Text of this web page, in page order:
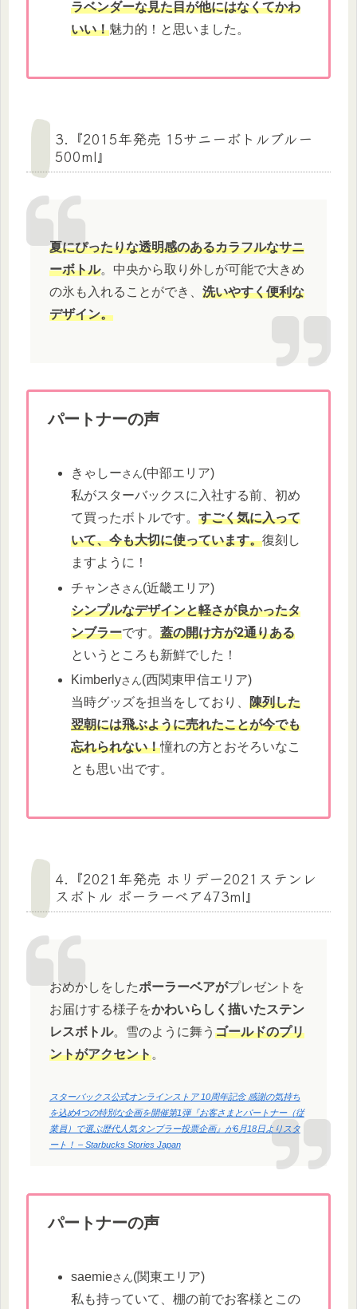
ラベンダーな見た目が他にはなくてかわ
いい！魅力的！と思いました。
3.『2015年発売 15サニーボトルブルー
500ml』
夏にぴったりな透明感のあるカラフルなサニ
ーボトル。中央から取り外しが可能で大きめ
の氷も入れることができ、 洗いやすく便利な
デザイン。
パートナーの声
きゃしーさん(中部エリア)
私がスターバックスに入社する前、初め
て買ったボトルです。すごく気に入って
いて、今も大切に使っています。復刻し
ますように！
チャンさ さん(近畿エリア)
シンプルなデザインと軽さが良かったタ
ンブラーです。蓋の開け方が2通りある
というところも新鮮でした！
Kimberlyさん(西関東甲信エリア)
当時グッズを担当をしており、陳列した
翌朝には飛ぶように売れたことが今でも
忘れられない！憧れの方とおそろいなこ
とも思い出です。
4.『2021年発売 ホリデー2021ステンレ
スボトル ポーラーベア473ml』
おめかしをしたポーラーベアがプレゼントを
お届けする様子をかわいらしく描いたステン
レスボトル。雪のように舞う ゴールドのプリ
ントがアクセント。
スターバックス公式オンラインストア 10周年記念 感謝の気持ち
を込め4つの特別な企画を開催第1弾『お客さまとパートナー（従
業員）で選ぶ歴代人気タンブラー投票企画』が6月18日よりスタ
ート！ – Starbucks Stories Japan
パートナーの声
saemieさん(関東エリア)
私も持っていて、棚の前でお客様とこの